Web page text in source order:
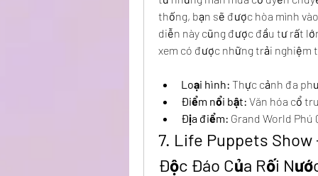
thống, bạn sẽ được hòa mình
diễn này cũng được đầu tư rất
xem có được những trải nghiệm
Loại hình: Thực cảnh đa
Điểm nổi bật: Văn hóa cổ
Địa điểm: Grand World Phú
7. Life Puppets Show
Độc Đáo Của Rối